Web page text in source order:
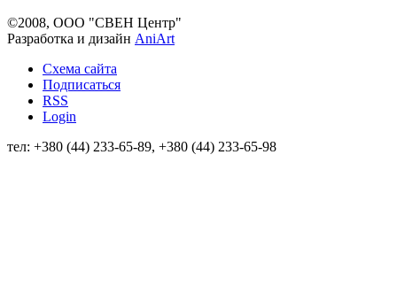
©2008, ООО "СВЕН Центр"
Разработка и дизайн AniArt
Схема сайта
Подписаться
RSS
Login
тел: +380 (44) 233-65-89, +380 (44) 233-65-98